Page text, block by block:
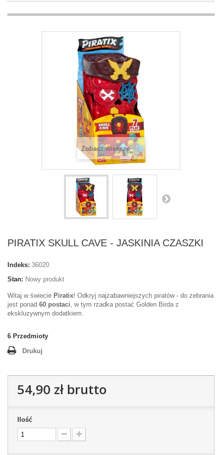
Zobacz większe
PIRATIX SKULL CAVE - JASKINIA CZASZKI
Indeks: 36020
Stan: Nowy produkt
Witaj w świecie Piratix! Odkryj najzabawniejszych piratów - do zebrania
jest ponad 60 postaci, w tym rzadka postać Golden Birda z
ekskluzywnym dodatkiem.
6 Przedmioty
Drukuj
54,90 złbrutto
Ilość